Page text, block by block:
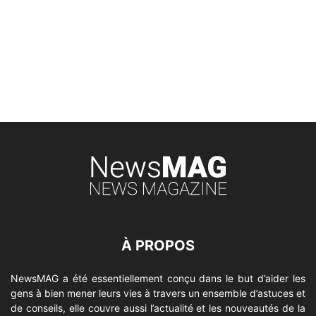
À PROPOS
NewsMAG a été essentiellement conçu dans le but d’aider les
gens à bien mener leurs vies à travers un ensemble d’astuces et
de conseils, elle couvre aussi l’actualité et les nouveautés de la